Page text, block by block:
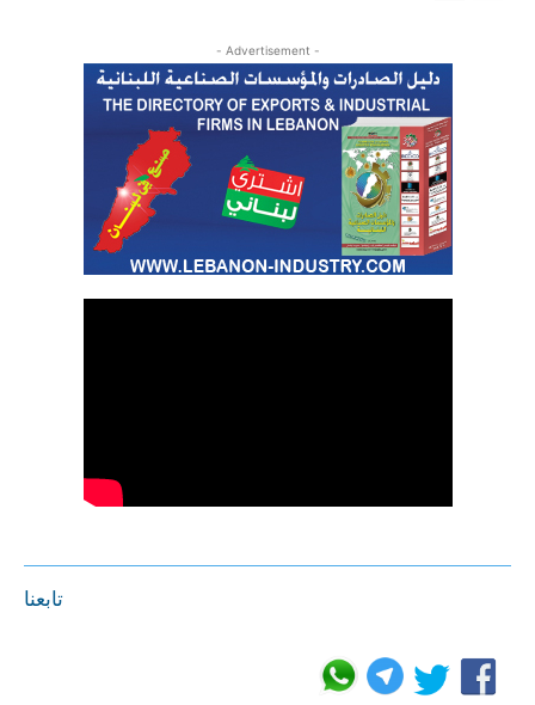
- Advertisement -
تابعنا